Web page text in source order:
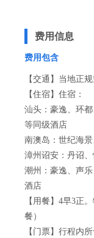
费用信息
费用包含
【交通】当地正
【住宿】住宿：
汕头：豪逸、环
等同级酒店
南澳岛：世纪海
漳州诏安：丹诏
潮州：豪逸、声
酒店
【用餐】4早3正
餐）
【门票】行程内